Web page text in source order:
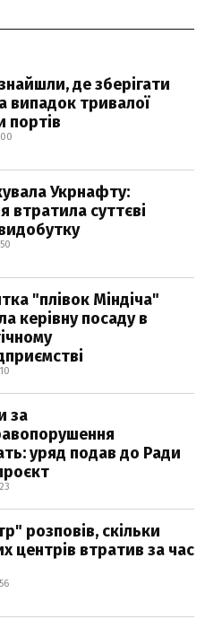
де зберігати
випадок тривалої
портів
Укрнафту:
втратила суттєві
"плівок Міндіча"
керівну посаду в
за
уряд подав до Ради
розповів, скільки
центрів втратив за час